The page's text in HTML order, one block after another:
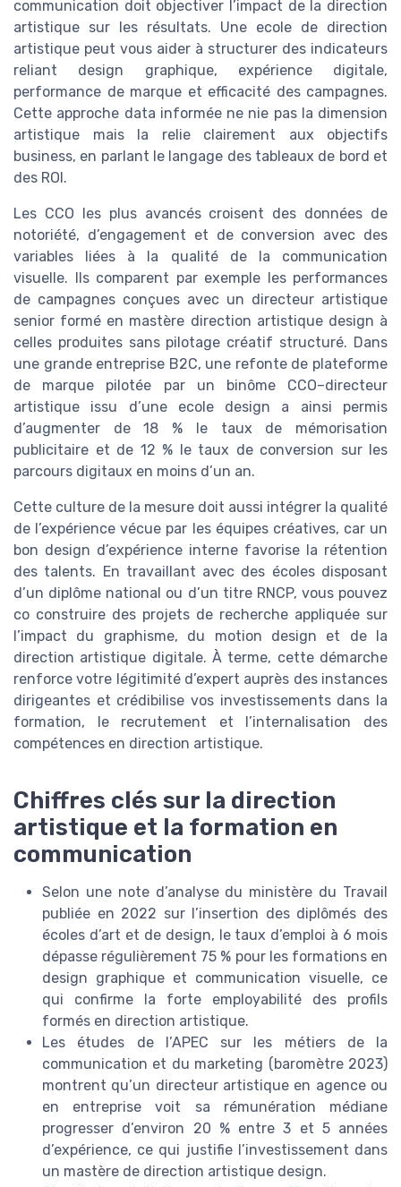
communication doit objectiver l’impact de la direction
artistique sur les résultats. Une ecole de direction
artistique peut vous aider à structurer des indicateurs
reliant design graphique, expérience digitale,
performance de marque et efficacité des campagnes.
Cette approche data informée ne nie pas la dimension
artistique mais la relie clairement aux objectifs
business, en parlant le langage des tableaux de bord et
des ROI.
Les CCO les plus avancés croisent des données de
notoriété, d’engagement et de conversion avec des
variables liées à la qualité de la communication
visuelle. Ils comparent par exemple les performances
de campagnes conçues avec un directeur artistique
senior formé en mastère direction artistique design à
celles produites sans pilotage créatif structuré. Dans
une grande entreprise B2C, une refonte de plateforme
de marque pilotée par un binôme CCO–directeur
artistique issu d’une ecole design a ainsi permis
d’augmenter de 18 % le taux de mémorisation
publicitaire et de 12 % le taux de conversion sur les
parcours digitaux en moins d’un an.
Cette culture de la mesure doit aussi intégrer la qualité
de l’expérience vécue par les équipes créatives, car un
bon design d’expérience interne favorise la rétention
des talents. En travaillant avec des écoles disposant
d’un diplôme national ou d’un titre RNCP, vous pouvez
co construire des projets de recherche appliquée sur
l’impact du graphisme, du motion design et de la
direction artistique digitale. À terme, cette démarche
renforce votre légitimité d’expert auprès des instances
dirigeantes et crédibilise vos investissements dans la
formation, le recrutement et l’internalisation des
compétences en direction artistique.
Chiffres clés sur la direction
artistique et la formation en
communication
Selon une note d’analyse du ministère du Travail
publiée en 2022 sur l’insertion des diplômés des
écoles d’art et de design, le taux d’emploi à 6 mois
dépasse régulièrement 75 % pour les formations en
design graphique et communication visuelle, ce
qui confirme la forte employabilité des profils
formés en direction artistique.
Les études de l’APEC sur les métiers de la
communication et du marketing (baromètre 2023)
montrent qu’un directeur artistique en agence ou
en entreprise voit sa rémunération médiane
progresser d’environ 20 % entre 3 et 5 années
d’expérience, ce qui justifie l’investissement dans
un mastère de direction artistique design.